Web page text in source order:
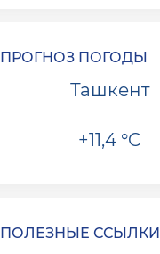
ПРОГНОЗ ПОГОДЫ
Ташкент
+11,4 °C
ПОЛЕЗНЫЕ ССЫЛКИ